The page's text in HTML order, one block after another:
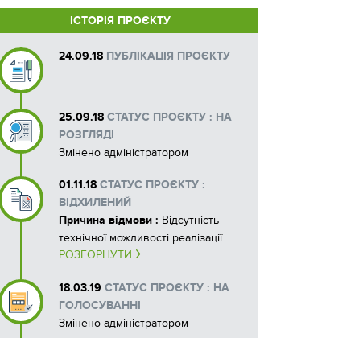
ІСТОРІЯ ПРОЄКТУ
24.09.18 ПУБЛІКАЦІЯ ПРОЄКТУ
25.09.18 СТАТУС ПРОЄКТУ : НА
РОЗГЛЯДІ
Змінено адміністратором
01.11.18 СТАТУС ПРОЄКТУ :
ВІДХИЛЕНИЙ
Причина відмови : Відсутність
технічної можливості реалізації
Відповідно до Протоколу
Громадського бюджету даний
проект відхилено. Згідно з п. 9.11
Положення про Громадський
РОЗГОРНУТИ
18.03.19 СТАТУС ПРОЄКТУ : НА
ГОЛОСУВАННІ
Змінено адміністратором